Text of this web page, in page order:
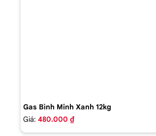
Gas Bình Minh Xanh 12kg
Giá: 480.000 ₫